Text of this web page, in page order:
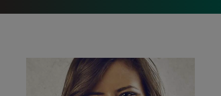
PELLET E LEGNA